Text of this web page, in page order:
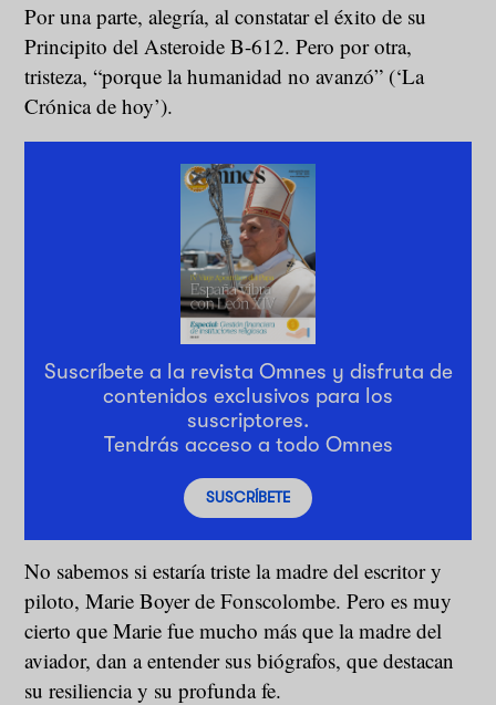
Por una parte, alegría, al constatar el éxito de su
Principito del Asteroide B-612. Pero por otra,
tristeza, “porque la humanidad no avanzó” (‘La
Crónica de hoy’).
Suscríbete a la revista Omnes y disfruta de
contenidos exclusivos para los
suscriptores.
Tendrás acceso a todo Omnes
SUSCRÍBETE
No sabemos si estaría triste la madre del escritor y
piloto, Marie Boyer de Fonscolombe. Pero es muy
cierto que Marie fue mucho más que la madre del
aviador, dan a entender sus biógrafos, que destacan
su resiliencia y su profunda fe.